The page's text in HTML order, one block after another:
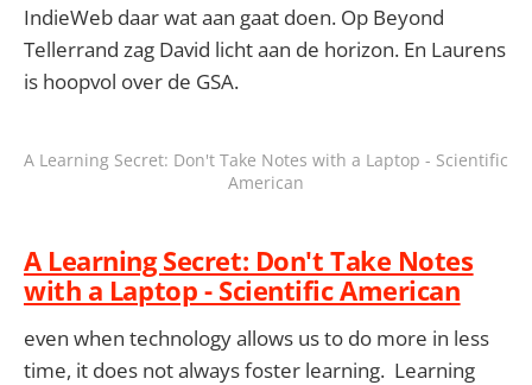
IndieWeb daar wat aan gaat doen. Op Beyond
Tellerrand zag David licht aan de horizon. En Laurens
is hoopvol over de GSA.
A Learning Secret: Don't Take Notes with a Laptop - Scientific
American
A Learning Secret: Don't Take Notes
with a Laptop - Scientific American
even when technology allows us to do more in less
time, it does not always foster learning. Learning